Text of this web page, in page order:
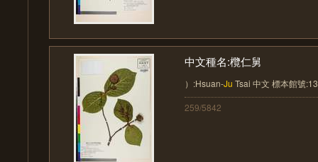
中文種名:欖仁舅
）:Hsuan-Ju Tsai 中文 標本館號
259/5842